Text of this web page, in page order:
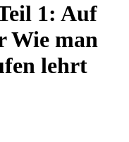
1: Auf
Wie man
lehrt